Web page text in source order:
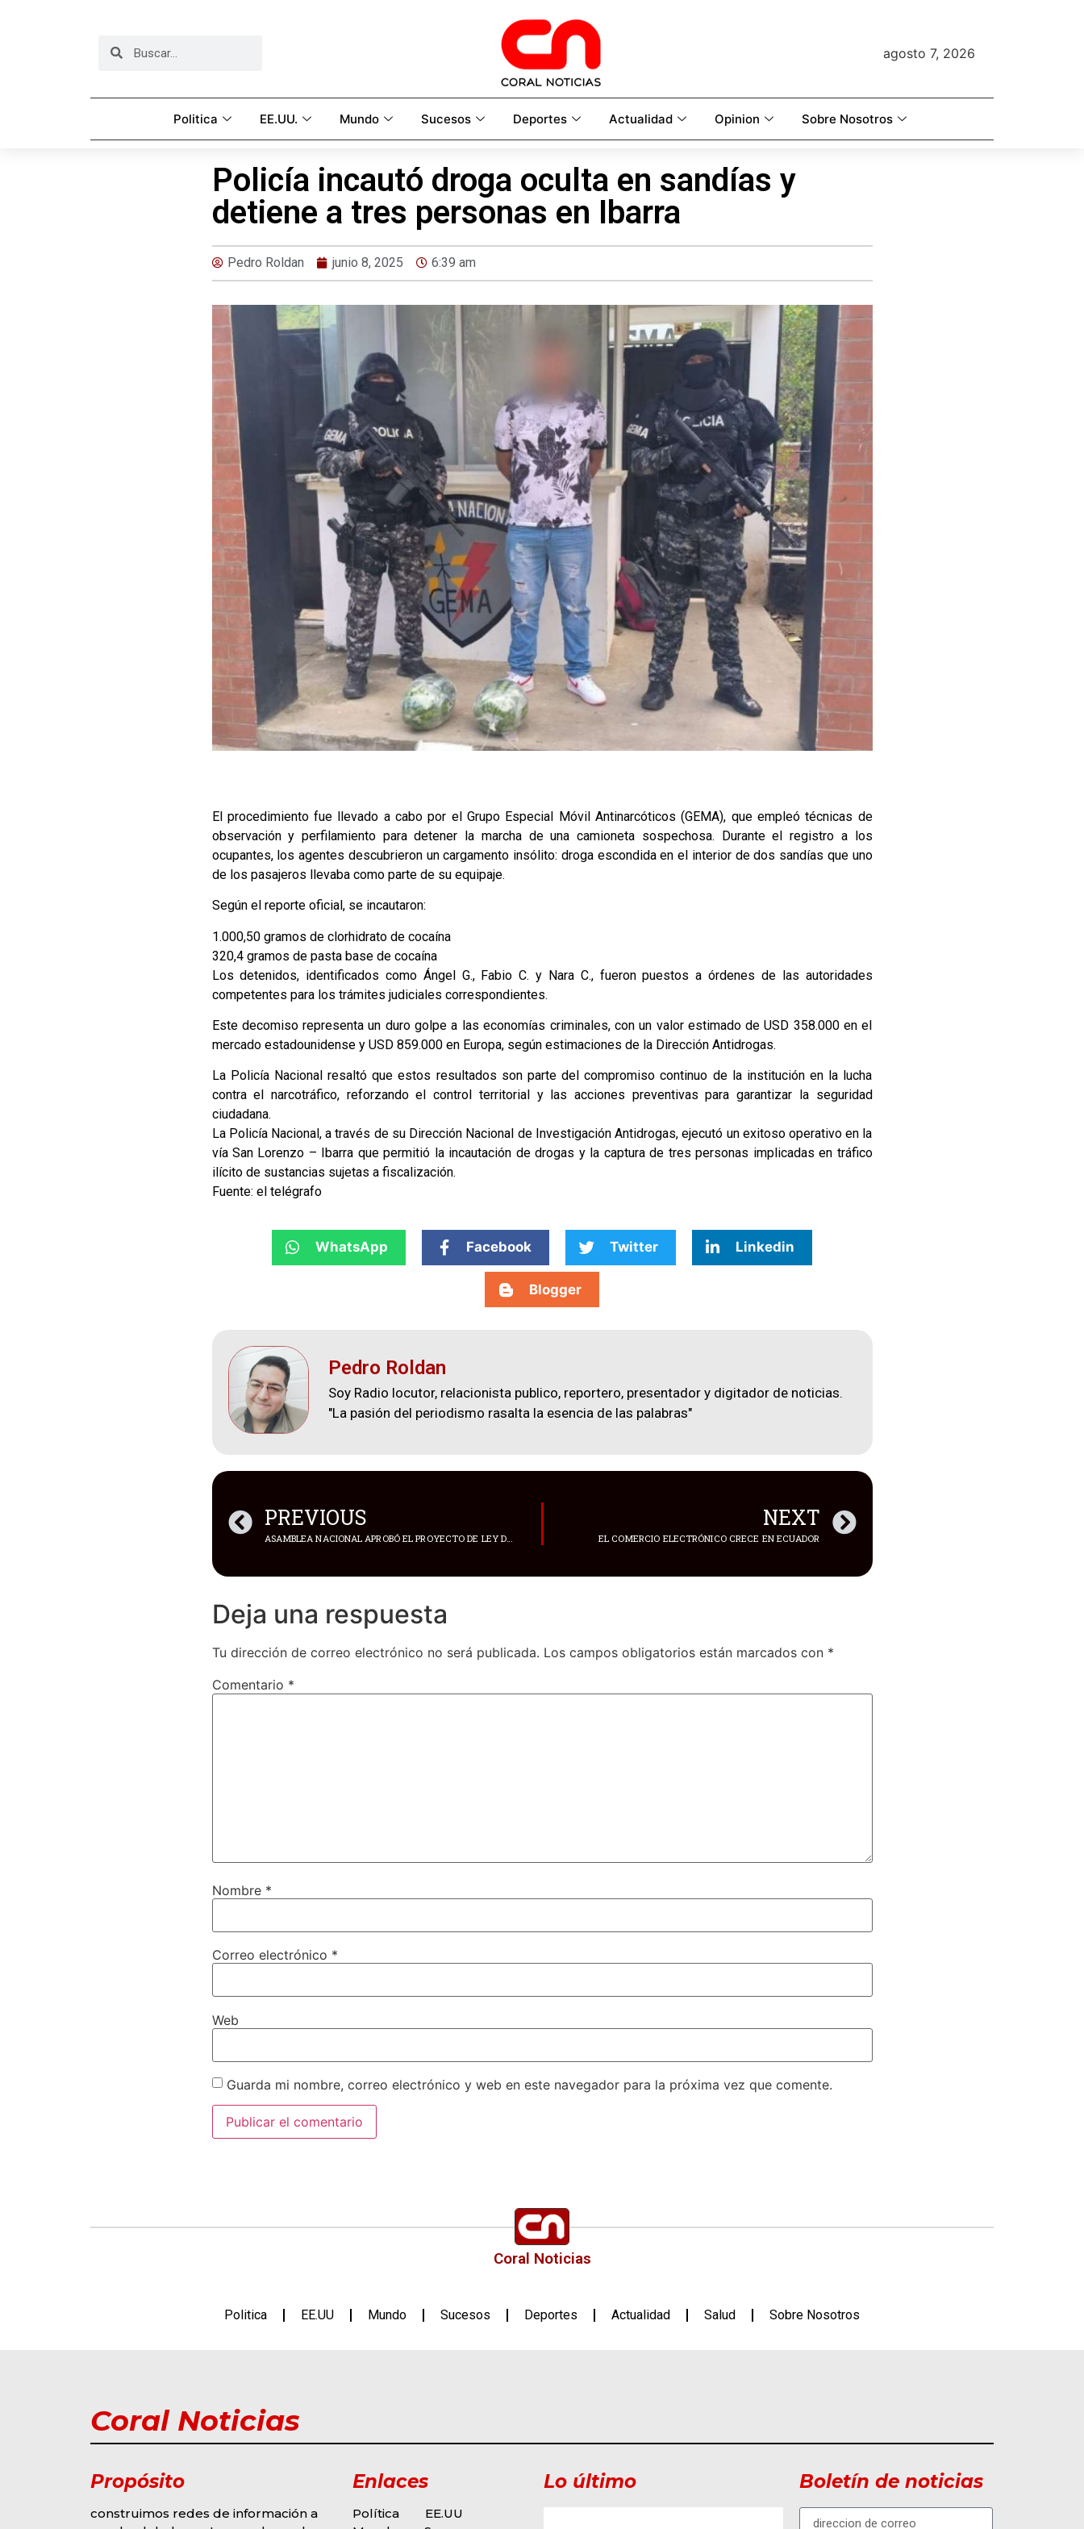
agosto 7, 2026
Politica EE.UU. Mundo Sucesos Deportes Actualidad Opinion Sobre Nosotros
Policía incautó droga oculta en sandías y
detiene a tres personas en Ibarra
Pedro Roldan junio 8, 2025 6:39 am
El procedimiento fue llevado a cabo por el Grupo Especial Móvil Antinarcóticos (GEMA), que empleó técnicas de
observación y perfilamiento para detener la marcha de una camioneta sospechosa. Durante el registro a los
ocupantes, los agentes descubrieron un cargamento insólito: droga escondida en el interior de dos sandías que uno
de los pasajeros llevaba como parte de su equipaje.
Según el reporte oficial, se incautaron:
1.000,50 gramos de clorhidrato de cocaína
320,4 gramos de pasta base de cocaína
Los detenidos, identificados como Ángel G., Fabio C. y Nara C., fueron puestos a órdenes de las autoridades
competentes para los trámites judiciales correspondientes.
Este decomiso representa un duro golpe a las economías criminales, con un valor estimado de USD 358.000 en el
mercado estadounidense y USD 859.000 en Europa, según estimaciones de la Dirección Antidrogas.
La Policía Nacional resaltó que estos resultados son parte del compromiso continuo de la institución en la lucha
contra el narcotráfico, reforzando el control territorial y las acciones preventivas para garantizar la seguridad
ciudadana.
La Policía Nacional, a través de su Dirección Nacional de Investigación Antidrogas, ejecutó un exitoso operativo en la
vía San Lorenzo – Ibarra que permitió la incautación de drogas y la captura de tres personas implicadas en tráfico
ilícito de sustancias sujetas a fiscalización.
Fuente: el telégrafo
WhatsApp Facebook Twitter Linkedin
Blogger
Pedro Roldan
Soy Radio locutor, relacionista publico, reportero, presentador y digitador de noticias.
"La pasión del periodismo rasalta la esencia de las palabras"
PREVIOUS
ASAMBLEA NACIONAL APROBÓ EL PROYECTO DE LEY DE SOLIDARIDAD NACIONAL PARA ENFRENTAR AL CRIMEN ORGANIZADO
NEXT
EL COMERCIO ELECTRÓNICO CRECE EN ECUADOR
Deja una respuesta
Tu dirección de correo electrónico no será publicada. Los campos obligatorios están marcados con *
Comentario *
Nombre *
Correo electrónico *
Web
Guarda mi nombre, correo electrónico y web en este navegador para la próxima vez que comente.
Coral Noticias
Politica EE.UU Mundo Sucesos Deportes Actualidad Salud Sobre Nosotros
Coral Noticias
Propósito
construimos redes de información a
Enlaces
Política
EE.UU
Lo último Boletín de noticias